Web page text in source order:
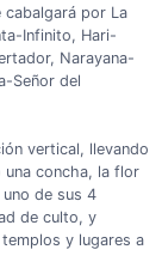
cabalgará por La
Infinito, Hari-
Narayana-
Señor del
vertical, llevando
una concha, la flor
de sus 4
de culto, y
y lugares a